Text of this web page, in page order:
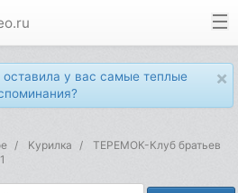
×
у вас самые теплые
Kурилка
ТЕРЕМОК-Клуб братьев